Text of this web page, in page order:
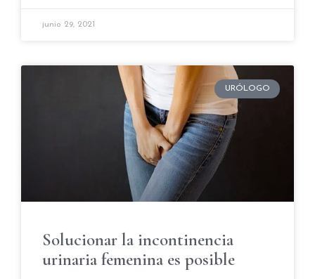
junio 29, 2021
URÓLOGO
Solucionar la incontinencia
urinaria femenina es posible